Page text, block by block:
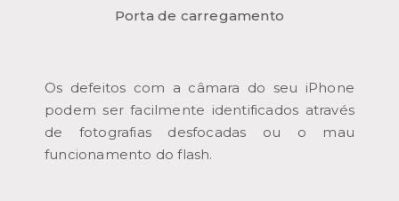
Porta de carregamento
Os defeitos com a câmara do seu iPhone
podem ser facilmente identificados através
de fotografias desfocadas ou o mau
funcionamento do flash.